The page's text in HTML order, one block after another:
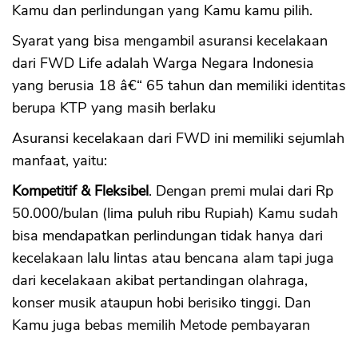
Kamu dan perlindungan yang Kamu kamu pilih.
Syarat yang bisa mengambil asuransi kecelakaan
dari FWD Life adalah Warga Negara Indonesia
yang berusia 18 â€“ 65 tahun dan memiliki identitas
berupa KTP yang masih berlaku
Asuransi kecelakaan dari FWD ini memiliki sejumlah
manfaat, yaitu:
Kompetitif & Fleksibel. Dengan premi mulai dari Rp
50.000/bulan (lima puluh ribu Rupiah) Kamu sudah
bisa mendapatkan perlindungan tidak hanya dari
kecelakaan lalu lintas atau bencana alam tapi juga
dari kecelakaan akibat pertandingan olahraga,
konser musik ataupun hobi berisiko tinggi. Dan
Kamu juga bebas memilih Metode pembayaran